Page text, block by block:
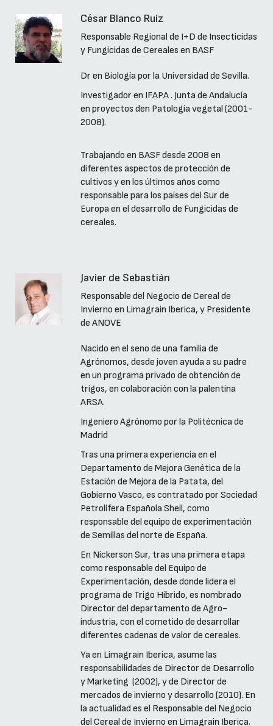
César Blanco Ruíz
Responsable Regional de I+D de Insecticidas
y Fungicidas de Cereales en BASF
Dr en Biología por la Universidad de Sevilla.
Investigador en IFAPA . Junta de Andalucía
en proyectos den Patología vegetal (2001-
2008).
Trabajando en BASF desde 2008 en
diferentes aspectos de protección de
cultivos y en los últimos años como
responsable para los países del Sur de
Europa en el desarrollo de Fungicidas de
cereales.
Javier de Sebastián
Responsable del Negocio de Cereal de
Invierno en Limagrain Iberica, y Presidente
de ANOVE
Nacido en el seno de una familia de
Agrónomos, desde joven ayuda a su padre
en un programa privado de obtención de
trigos, en colaboración con la palentina
ARSA.
Ingeniero Agrónomo por la Politécnica de
Madrid
Tras una primera experiencia en el
Departamento de Mejora Genética de la
Estación de Mejora de la Patata, del
Gobierno Vasco, es contratado por Sociedad
Petrolífera Española Shell, como
responsable del equipo de experimentación
de Semillas del norte de España.
En Nickerson Sur, tras una primera etapa
como responsable del Equipo de
Experimentación, desde donde lidera el
programa de Trigo Hibrido, es nombrado
Director del departamento de Agro-
industria, con el cometido de desarrollar
diferentes cadenas de valor de cereales.
Ya en Limagrain Iberica, asume las
responsabilidades de Director de Desarrollo
y Marketing (2002), y de Director de
mercados de invierno y desarrollo (2010). En
la actualidad es el Responsable del Negocio
del Cereal de Invierno en Limagrain Iberica.